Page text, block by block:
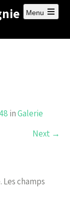
Menu
inGalerie
Next →
Les champs